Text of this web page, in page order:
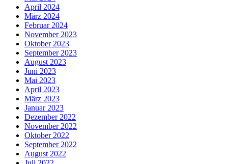
April 2024
März 2024
Februar 2024
November 2023
Oktober 2023
September 2023
August 2023
Juni 2023
Mai 2023
April 2023
März 2023
Januar 2023
Dezember 2022
November 2022
Oktober 2022
September 2022
August 2022